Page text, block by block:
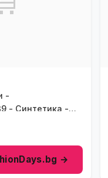
-
- Синтетика -
→